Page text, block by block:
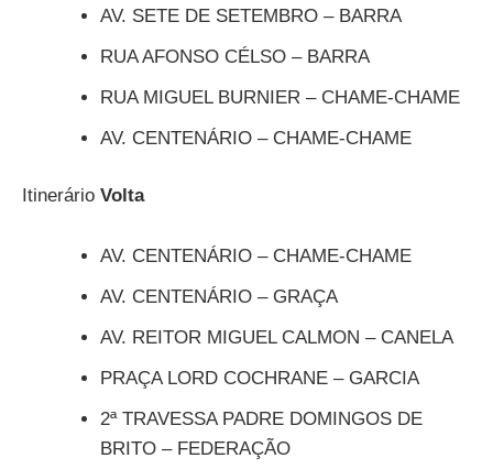
AV. SETE DE SETEMBRO – BARRA
RUA AFONSO CÉLSO – BARRA
RUA MIGUEL BURNIER – CHAME-CHAME
AV. CENTENÁRIO – CHAME-CHAME
Itinerário Volta
AV. CENTENÁRIO – CHAME-CHAME
AV. CENTENÁRIO – GRAÇA
AV. REITOR MIGUEL CALMON – CANELA
PRAÇA LORD COCHRANE – GARCIA
2ª TRAVESSA PADRE DOMINGOS DE
BRITO – FEDERAÇÃO